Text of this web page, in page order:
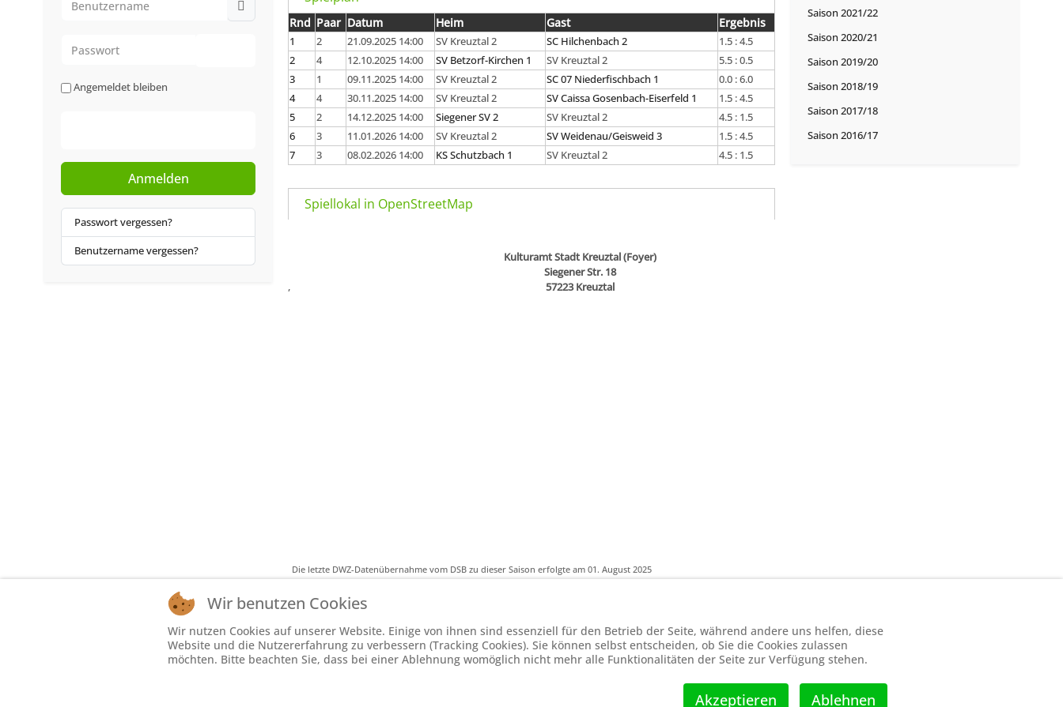
Passwort anzeigen
Angemeldet bleiben
Anmelden
Passwort vergessen?
Benutzername vergessen?
Rnd Paar Datum Heim Gast Ergebnis
1 2 21.09.2025 14:00 SV Kreuztal 2 SC Hilchenbach 2
1.5 : 4.5
2
4 12.10.2025 14:00 SV Betzorf-Kirchen 1 SV Kreuztal 2
5.5 : 0.5
3
1 09.11.2025 14:00 SV Kreuztal 2 SC 07 Niederfischbach 1
0.0 : 6.0
4
4 30.11.2025 14:00 SV Kreuztal 2 SV Caissa Gosenbach-Eiserfeld 1
1.5 : 4.5
5
2 14.12.2025 14:00 Siegener SV 2 SV Kreuztal 2
4.5 : 1.5
6
3 11.01.2026 14:00 SV Kreuztal 2 SV Weidenau/Geisweid 3
1.5 : 4.5
7
3 08.02.2026 14:00 KS Schutzbach 1 SV Kreuztal 2 4.5 : 1.5
Spiellokal in OpenStreetMap
Kulturamt Stadt Kreuztal (Foyer)
Siegener Str. 18
57223 Kreuztal
,
Die letzte DWZ-Datenübernahme vom DSB zu dieser Saison erfolgte am 01. August 2025
Die hier dargestellten Ligen werden extern angezeigt und befinden sich im Original auf http://schach-
Saison 2021/22
Saison 2020/21
Saison 2019/20
Saison 2018/19
Saison 2017/18
Saison 2016/17
Wir benutzen Cookies
Wir nutzen Cookies auf unserer Website. Einige von ihnen sind essenziell für den Betrieb der Seite, während andere uns helfen, diese
Website und die Nutzererfahrung zu verbessern (Tracking Cookies). Sie können selbst entscheiden, ob Sie die Cookies zulassen
möchten. Bitte beachten Sie, dass bei einer Ablehnung womöglich nicht mehr alle Funktionalitäten der Seite zur Verfügung stehen.
Akzeptieren Ablehnen